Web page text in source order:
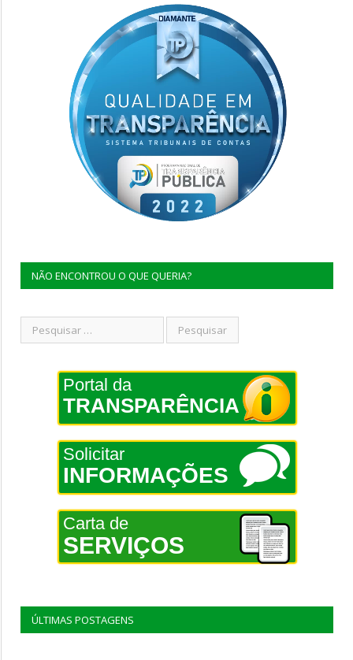
NÃO ENCONTROU O QUE QUERIA?
Portal da
TRANSPARÊNCIA
Solicitar
INFORMAÇÕES
Carta de
SERVIÇOS
ÚLTIMAS POSTAGENS